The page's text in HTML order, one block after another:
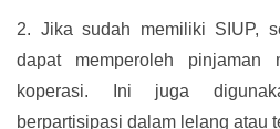
2. Jika sudah memiliki SIUP,
dapat memperoleh
koperasi. Ini juga
berpartisipasi dalam lelang atau